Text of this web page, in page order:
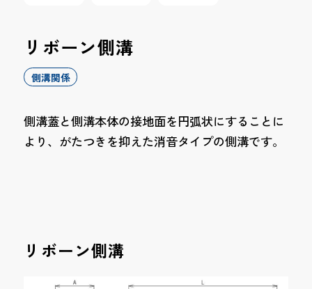
リボーン側溝
側溝関係
側溝蓋と側溝本体の接地面を円弧状にすることに
より、がたつきを抑えた消音タイプの側溝です。
リボーン側溝